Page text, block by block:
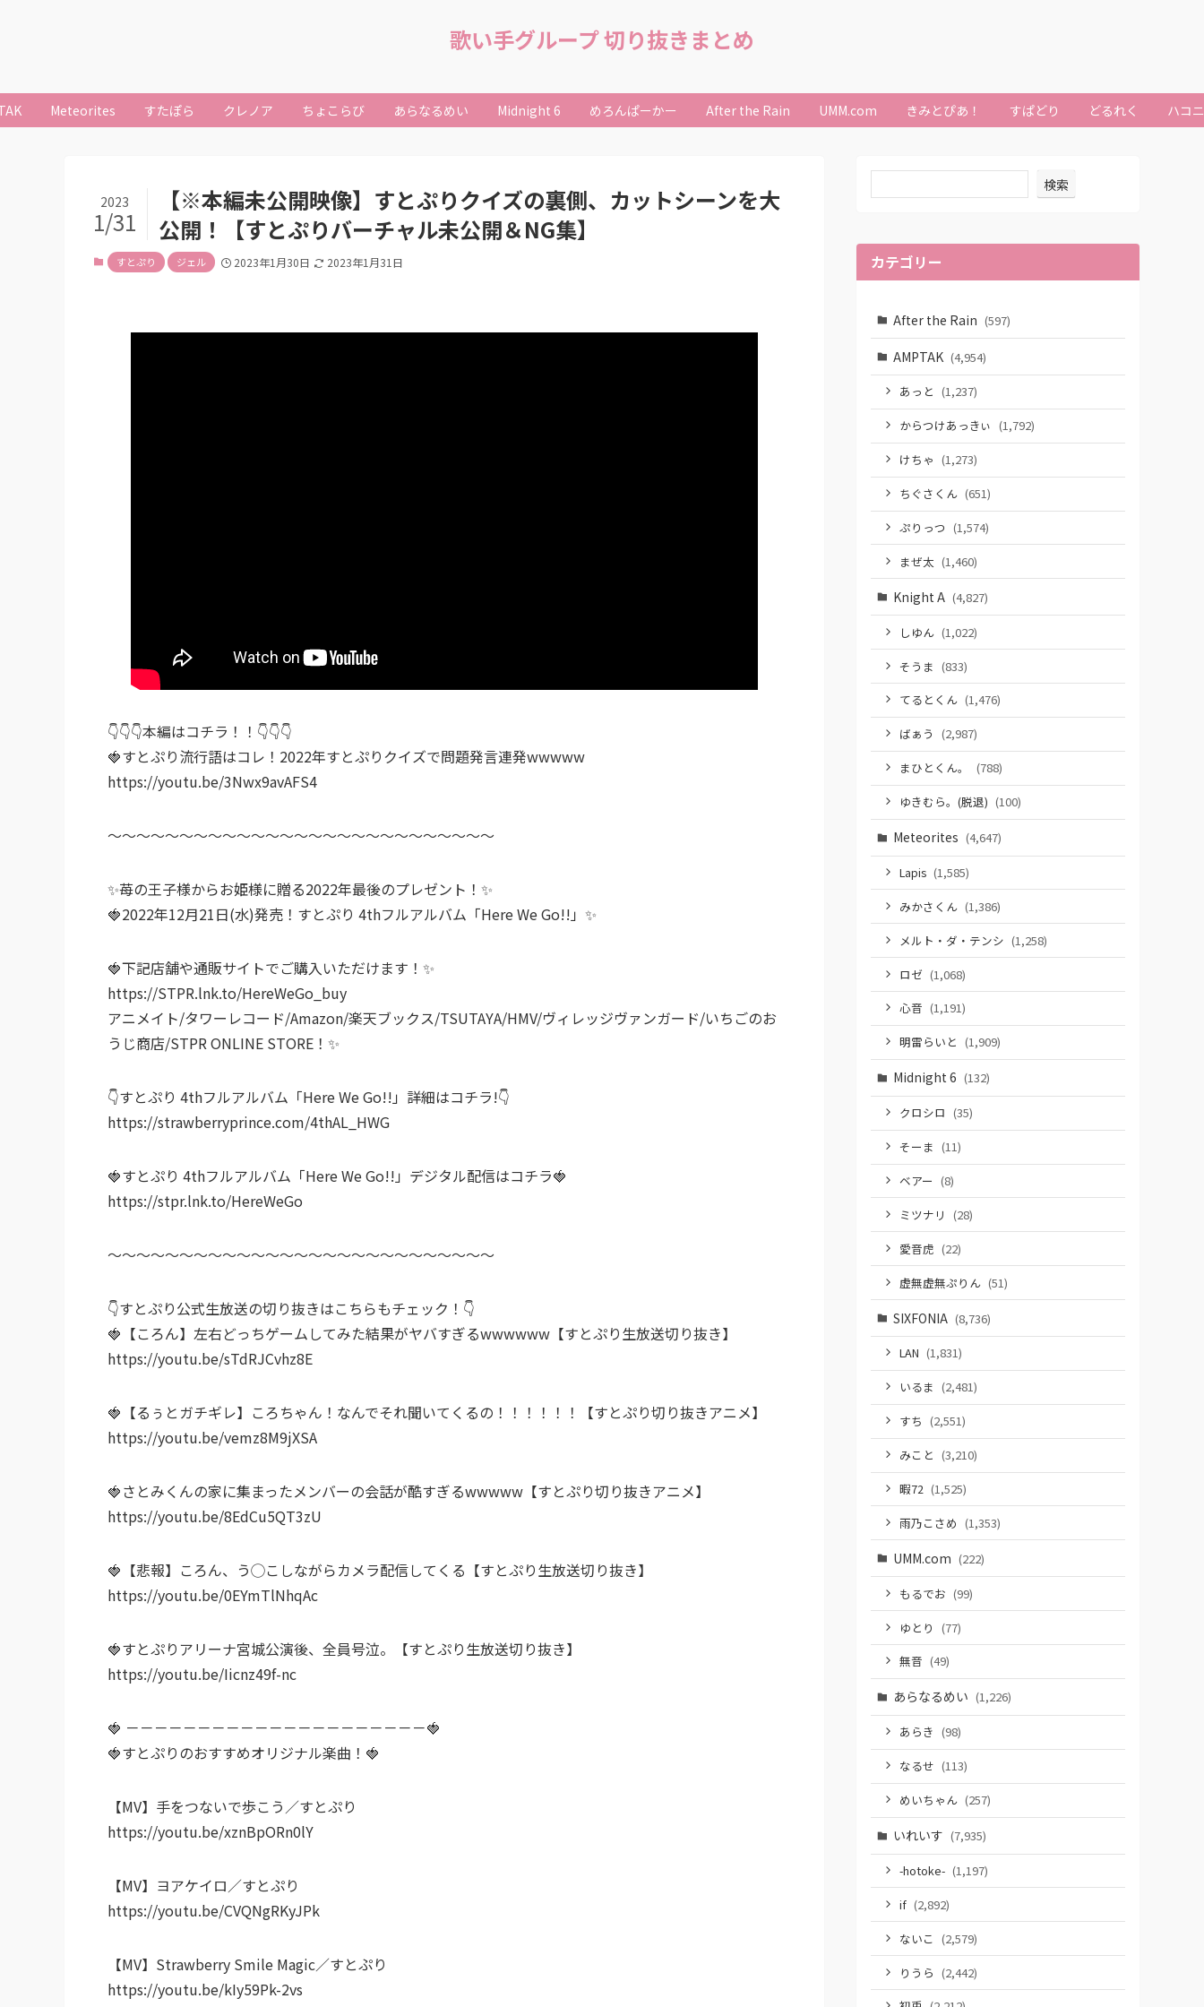
歌い手グループ 切り抜きまとめ
Meteorites すたぽら クレノア ちょこらび あらなるめい Midnight 6 めろんぱーかー After the Rain UMM.com きみとぴあ！ すぱどり どるれく ハコ
【※本編未公開映像】すとぷりクイズの裏側、カットシーンを大
公開！【すとぷりバーチャル未公開＆NG集】
2023
1/31
すとぷり ジェル 2023年1月30日 2023年1月31日
👇👇👇本編はコチラ！！👇👇👇
🍓すとぷり流行語はコレ！2022年すとぷりクイズで問題発言連発wwwww
https://youtu.be/3Nwx9avAFS4
～～～～～～～～～～～～～～～～～～～～～～～～～～～
✨苺の王子様からお姫様に贈る2022年最後のプレゼント！✨
🍓2022年12月21日(水)発売！すとぷり 4thフルアルバム「Here We Go!!」✨
🍓下記店舗や通販サイトでご購入いただけます！✨
https://STPR.lnk.to/HereWeGo_buy
アニメイト/タワーレコード/Amazon/楽天ブックス/TSUTAYA/HMV/ヴィレッジヴァンガード/いちごのお
うじ商店/STPR ONLINE STORE！✨
👇すとぷり 4thフルアルバム「Here We Go!!」詳細はコチラ!👇
https://strawberryprince.com/4thAL_HWG
🍓すとぷり 4thフルアルバム「Here We Go!!」デジタル配信はコチラ🍓
https://stpr.lnk.to/HereWeGo
～～～～～～～～～～～～～～～～～～～～～～～～～～～
👇すとぷり公式生放送の切り抜きはこちらもチェック！👇
🍓【ころん】左右どっちゲームしてみた結果がヤバすぎるwwwwww【すとぷり生放送切り抜き】
https://youtu.be/sTdRJCvhz8E
🍓【るぅとガチギレ】ころちゃん！なんでそれ聞いてくるの！！！！！！【すとぷり切り抜きアニメ】
https://youtu.be/vemz8M9jXSA
🍓さとみくんの家に集まったメンバーの会話が酷すぎるwwwww【すとぷり切り抜きアニメ】
https://youtu.be/8EdCu5QT3zU
🍓【悲報】ころん、う◯こしながらカメラ配信してくる【すとぷり生放送切り抜き】
https://youtu.be/0EYmTlNhqAc
🍓すとぷりアリーナ宮城公演後、全員号泣。【すとぷり生放送切り抜き】
https://youtu.be/Iicnz49f-nc
🍓 －－－－－－－－－－－－－－－－－－－－－🍓
🍓すとぷりのおすすめオリジナル楽曲！🍓
【MV】手をつないで歩こう／すとぷり
https://youtu.be/xznBpORn0lY
【MV】ヨアケイロ／すとぷり
https://youtu.be/CVQNgRKyJPk
【MV】Strawberry Smile Magic／すとぷり
https://youtu.be/kIy59Pk-2vs
検索
カテゴリー
After the Rain (597)
AMPTAK (4,954)
あっと (1,237)
からつけあっきぃ (1,792)
けちゃ (1,273)
ちぐさくん (651)
ぷりっつ (1,574)
まぜ太 (1,460)
Knight A (4,827)
しゆん (1,022)
そうま (833)
てるとくん (1,476)
ばぁう (2,987)
まひとくん。
(788)
ゆきむら。(脱退) (100)
Meteorites (4,647)
Lapis (1,585)
みかさくん (1,386)
メルト・ダ・テンシ (1,258)
ロゼ (1,068)
心音 (1,191)
明雷らいと (1,909)
Midnight 6 (132)
クロシロ (35)
そーま (11)
ベアー (8)
ミツナリ (28)
愛音虎 (22)
虚無虚無ぷりん (51)
SIXFONIA (8,736)
LAN (1,831)
いるま (2,481)
すち (2,551)
みこと (3,210)
暇72 (1,525)
雨乃こさめ (1,353)
UMM.com (222)
もるでお (99)
ゆとり (77)
無音 (49)
あらなるめい (1,226)
あらき (98)
なるせ (113)
めいちゃん (257)
いれいす (7,935)
-hotoke- (1,197)
if (2,892)
ないこ (2,579)
りうら (2,442)